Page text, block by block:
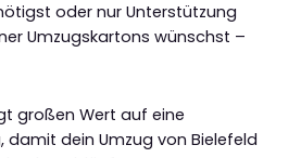
oder nur Unterstützung
Umzugskartons wünschst –
großen Wert auf eine
damit dein Umzug von Bielefeld